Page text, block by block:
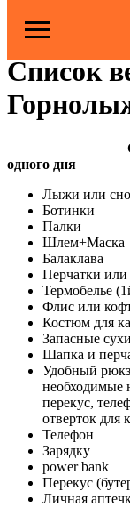
2022-12-14 12:55
Список
одного дня
Лыжи или
Ботинки
Палки
Шлем+Маска
Балаклава
Перчатки или
Термобелье
Флис или
Костюм для
Запасные
Шапка и
Удобный
необходимые
перекус,
отверток для
Телефон
Зарядку
power bank
Перекус
Личная